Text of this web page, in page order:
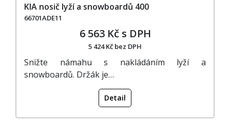
KIA nosič lyží a snowboardů 400
66701ADE11
6 563 Kč s DPH
5 424 Kč bez DPH
Snižte námahu s nakládáním lyží a
snowboardů. Držák je…
Detail